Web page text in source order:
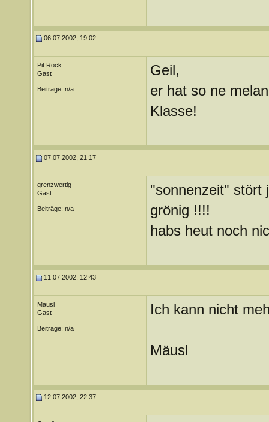
06.07.2002, 19:02
Pit Rock
Gast
Beiträge: n/a
Geil,
er hat so ne
Klasse!
07.07.2002, 21:17
grenzwertig
Gast
Beiträge: n/a
"sonnenzeit" stört
grönig !!!!
habs heut noch
11.07.2002, 12:43
Mäusl
Gast
Beiträge: n/a
Ich kann nicht
Mäusl
12.07.2002, 22:37